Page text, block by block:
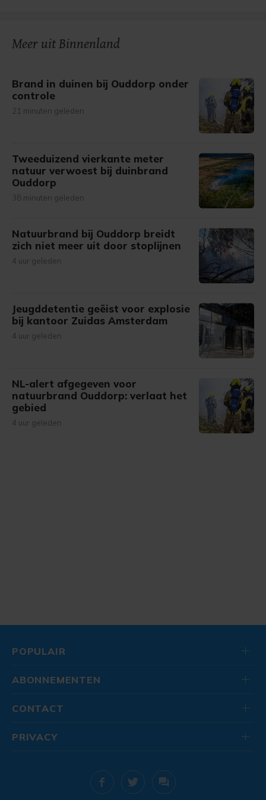
Meer uit Binnenland
Brand in duinen bij Ouddorp onder
controle
21 minuten geleden
Tweeduizend vierkante meter
natuur verwoest bij duinbrand
Ouddorp
38 minuten geleden
Natuurbrand bij Ouddorp breidt
zich niet meer uit door stoplijnen
4 uur geleden
Jeugddetentie geëist voor explosie
bij kantoor Zuidas Amsterdam
4 uur geleden
NL-alert afgegeven voor
natuurbrand Ouddorp: verlaat het
gebied
4 uur geleden
POPULAIR
ABONNEMENTEN
CONTACT
PRIVACY